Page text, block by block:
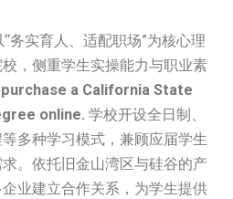
务实育人、适配职场”为核心理
，侧重学生实操能力与职业素
purchase a California State
online. 学校开设全日制、
多种学习模式，兼顾应届学生
。依托旧金山湾区与硅谷的产
业建立合作关系，为学生提供